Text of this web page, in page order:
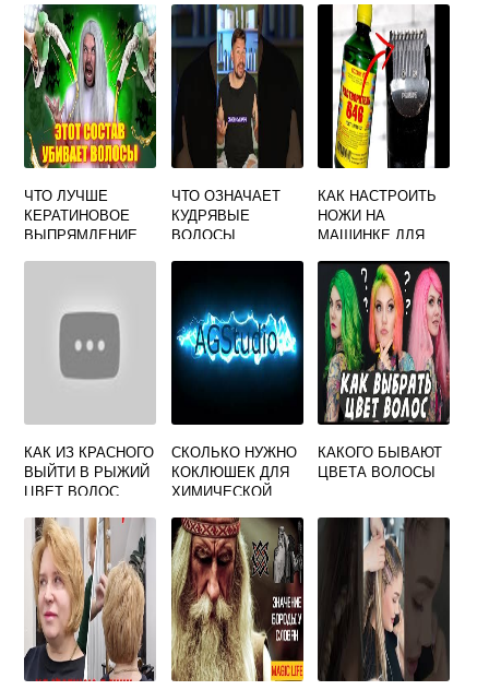
ЧТО ЛУЧШЕ
КЕРАТИНОВОЕ
ВЫПРЯМЛЕНИЕ
ЧТО ОЗНАЧАЕТ
КУДРЯВЫЕ
ВОЛОСЫ
КАК НАСТРОИТЬ
НОЖИ НА
МАШИНКЕ ДЛЯ
В ДОМАШНИХ
УСЛОВИЯХ
КАК ИЗ КРАСНОГО
ВЫЙТИ В РЫЖИЙ
ЦВЕТ ВОЛОС
СКОЛЬКО НУЖНО
КОКЛЮШЕК ДЛЯ
ХИМИЧЕСКОЙ
СРЕДНЮЮ ДЛИНУ
ВОЛОС
КАКОГО БЫВАЮТ
ЦВЕТА ВОЛОСЫ